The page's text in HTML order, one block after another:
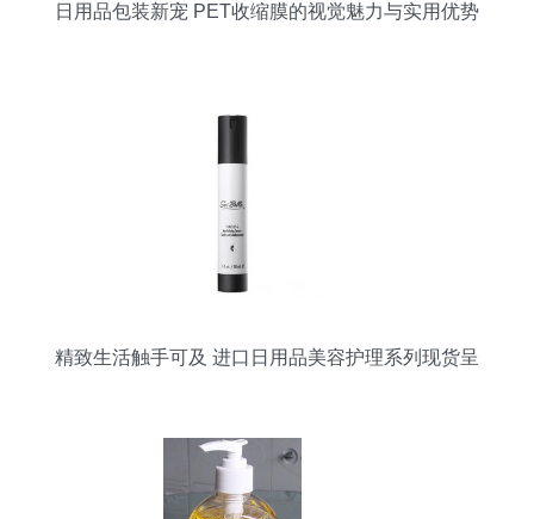
日用品包装新宠 PET收缩膜的视觉魅力与实用优势
精致生活触手可及 进口日用品美容护理系列现货呈